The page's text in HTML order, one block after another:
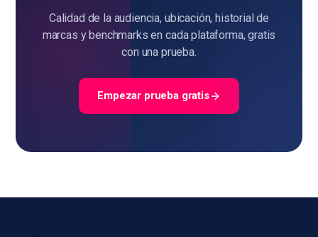
Calidad de la audiencia, ubicación, historial de
marcas y benchmarks en cada plataforma, gratis
con una prueba.
Empezar prueba gratis